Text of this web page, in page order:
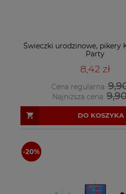
Świeczki urodzinowe, pikery
Party
8,42 zł
Cena regularna:
Najniższa cena:
DO KOSZYKA